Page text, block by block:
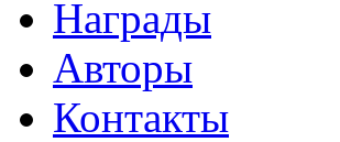
Награды
Авторы
Контакты